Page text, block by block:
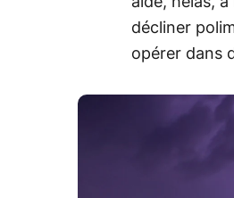
décliner
opérer dans